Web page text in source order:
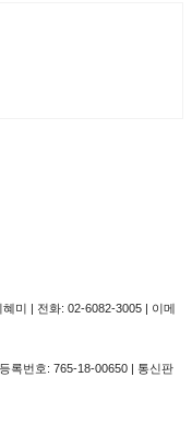
미 | 전화: 02-6082-3005 | 이메
록번호: 765-18-00650 | 통신판